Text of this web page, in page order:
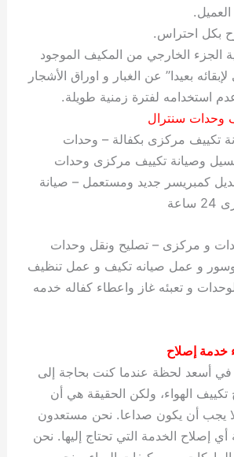
بكل احتراس.
الجزء الخارجي من المكيف الموجود
بعيدا” عن الغبار و اوراق الأشجار
استخدامه لفترة زمنية طويلة.
وحدات سنترال
تكييف مركزى بكفالة – وحدات
وصيانة تكييف مركزى وحدات
كمبريسر جديد ومستعمل – صيانة
و مركزى – تصليح ونقل وحدات
و عمل صيانه تكيف و عمل تنظيف
و تعبئه غاز واعطاء كفاله خدمه
خدمةإصلاح
في أسعد لحظة عندما كنت بحاجة إلى
الهواء، ولكن الحقيقة هي أن
يجب أن يكون صداعا. نحن مستعدون
أي إصلاح الخدمة التي تحتاج إليها. نحن